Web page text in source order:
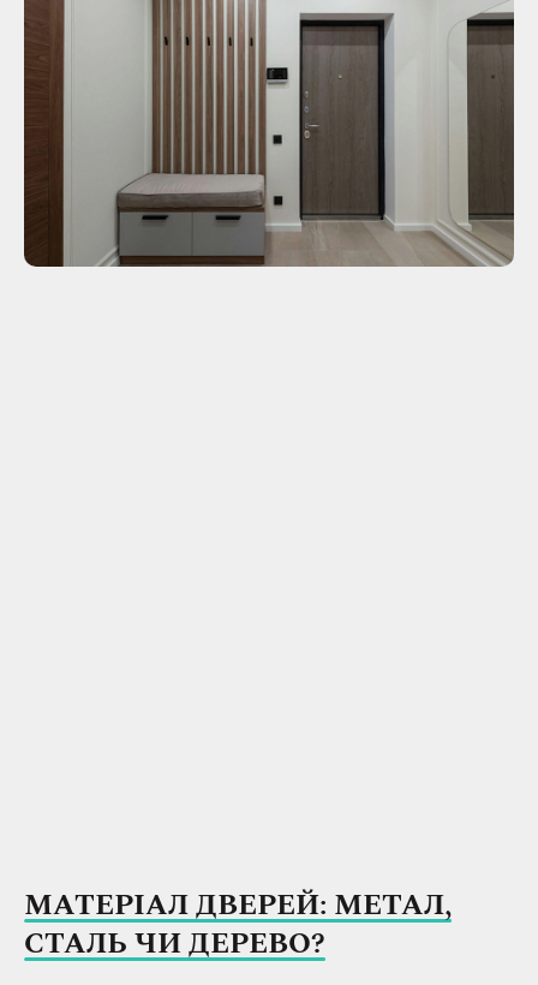
МАТЕРІАЛ ДВЕРЕЙ: МЕТАЛ,
СТАЛЬ ЧИ ДЕРЕВО?